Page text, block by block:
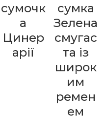
сумочк
а
Цинер
арії
сумка
Зелена
смугас
та із
широк
им
ремен
ем